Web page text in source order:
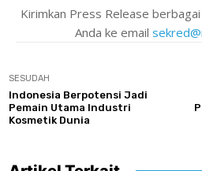
Kirimkan Press Release
Anda ke email
SESUDAH
Indonesia Berpotensi Jadi
Pemain Utama Industri
Kosmetik Dunia